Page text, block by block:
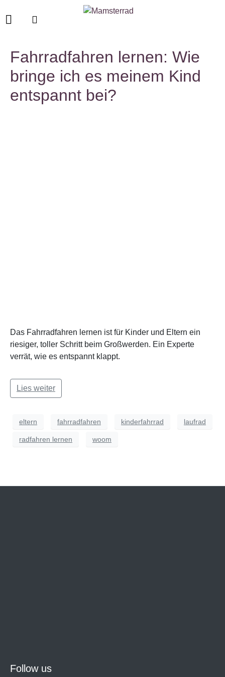
Fahrradfahren lernen: Wie
bringe ich es meinem Kind
entspannt bei?
Das Fahrradfahren lernen ist für Kinder und Eltern ein
riesiger, toller Schritt beim Großwerden. Ein Experte
verrät, wie es entspannt klappt.
Lies weiter
eltern fahrradfahren kinderfahrrad laufrad
radfahren lernen woom
Follow us